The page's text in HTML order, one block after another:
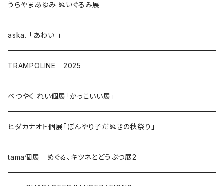
うらやまあゆみ ぬいぐるみ展
aska. 「あわい 」
TRAMPOLINE 2025
べつやく れい個展「かっこいい展」
ヒダカナオト個展「ぼんやり子だぬきの秋祭り」
tama個展 めぐる、キツネとどうぶつ展2